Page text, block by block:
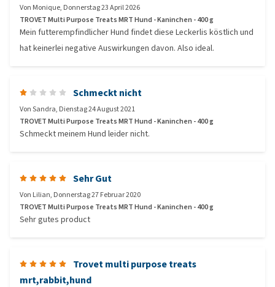
Von Monique, Donnerstag 23 April 2026
TROVET Multi Purpose Treats MRT Hund - Kaninchen - 400 g
Mein futterempfindlicher Hund findet diese Leckerlis köstlich und
hat keinerlei negative Auswirkungen davon. Also ideal.
Schmeckt nicht
VonSandra, Dienstag 24 August 2021
TROVET Multi Purpose Treats MRT Hund - Kaninchen - 400 g
Schmeckt meinem Hund leider nicht.
Sehr Gut
Von Lilian, Donnerstag 27 Februar 2020
TROVET Multi Purpose Treats MRT Hund - Kaninchen - 400 g
Sehr gutes product
Trovet multi purpose treats
mrt,rabbit,hund